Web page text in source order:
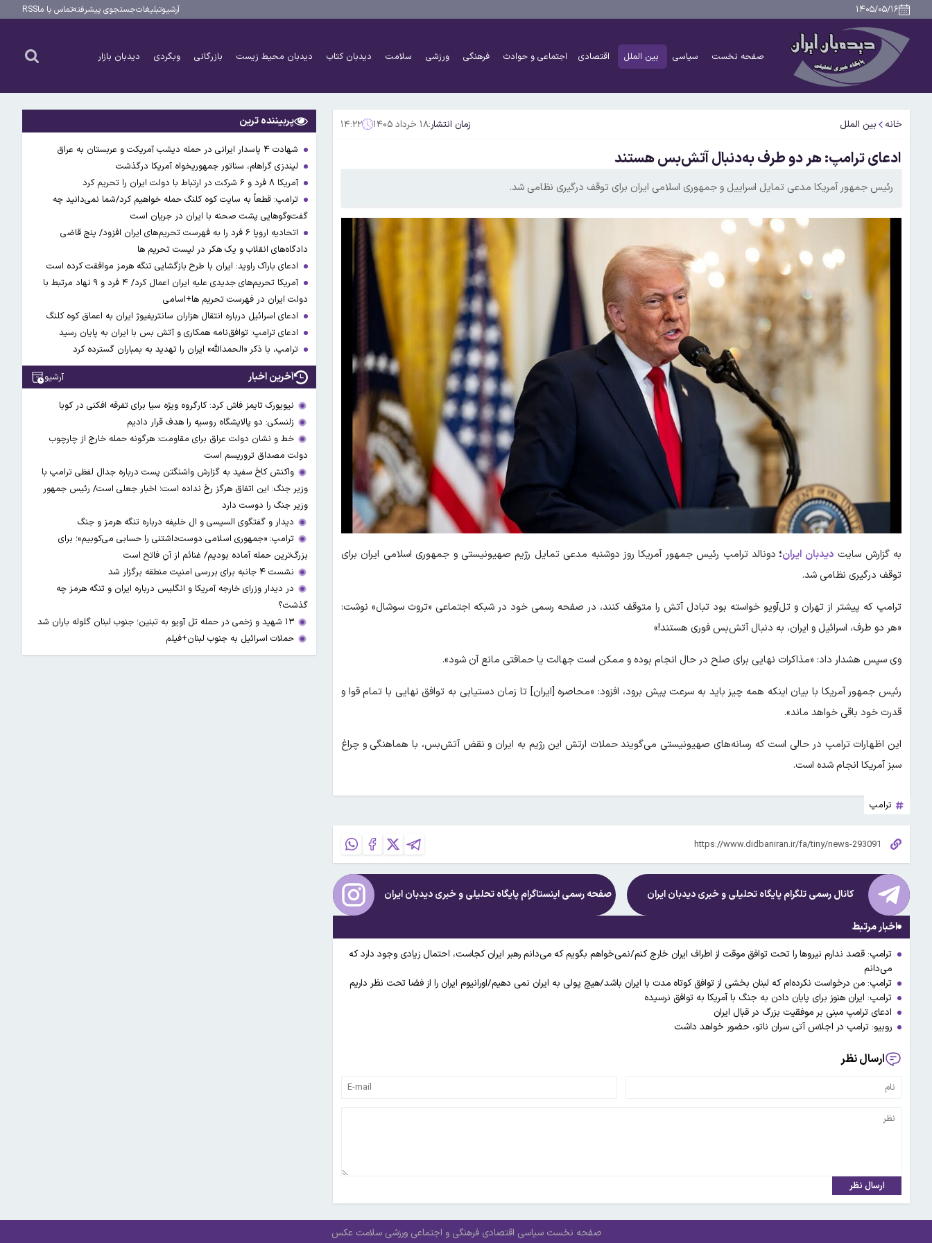
۱۴۰۵/۰۵/۱۶ آرشیوتبلیغاتجستجوی پیشرفتهتماس با ماRSS
صفحه نخست سیاسی بین الملل اقتصادی اجتماعی و حوادث فرهنگی ورزشی سلامت دیدبان کتاب دیدبان محیط زیست بازرگانی وبگردی دیدبان بازار
خانه بین الملل زمان انتشار:۱۸ خرداد ۱۴۰۵ ۱۴:۲۲
ادعای ترامپ: هر دو طرف به‌دنبال آتش‌بس هستند
رئیس جمهور آمریکا مدعی تمایل اسراییل و جمهوری اسلامی ایران برای توقف درگیری نظامی شد.
به گزارش سایت دیدبان ایران؛ دونالد ترامپ رئیس جمهور آمریکا روز دوشنبه مدعی تمایل رژیم صهیونیستی و جمهوری اسلامی ایران برای
توقف درگیری نظامی شد.
ترامپ که پیشتر از تهران و تل‌آویو خواسته بود تبادل آتش را متوقف کنند، در صفحه رسمی خود در شبکه اجتماعی «تروث سوشال» نوشت:
«هر دو طرف، اسرائیل و ایران، به دنبال آتش‌بس فوری هستند!»
وی سپس هشدار داد: «مذاکرات نهایی برای صلح در حال انجام بوده و ممکن است جهالت یا حماقتی مانع آن شود».
رئیس جمهور آمریکا با بیان اینکه همه چیز باید به سرعت پیش برود، افزود: «محاصره [ایران] تا زمان دستیابی به توافق نهایی با تمام قوا و
قدرت خود باقی خواهد ماند».
این اظهارات ترامپ در حالی است که رسانه‌های صهیونیستی می‌گویند حملات ارتش این رژیم به ایران و نقض آتش‌بس، با هماهنگی و چراغ
سبز آمریکا انجام شده است.
ترامپ
کانال رسمی تلگرام پایگاه تحلیلی و خبریدیدبان ایران صفحه رسمی اینستاگرام پایگاه تحلیلی و خبریدیدبان ایران
اخبار مرتبط
ترامپ: قصد ندارم نیروها را تحت توافق موقت از اطراف ایران خارج کنم/نمی‌خواهم بگویم که می‌دانم رهبر ایران کجاست، احتمال زیادی وجود دارد که
می‌دانم
ترامپ: من درخواست نکرده‌ام که لبنان بخشی از توافق کوتاه مدت با ایران باشد/هیچ پولی به ایران نمی دهیم/اورانیوم ایران را از فضا تحت نظر داریم
ترامپ: ایران هنوز برای پایان دادن به جنگ با آمریکا به توافق نرسیده‌
ادعای ترامپ مبنی بر موفقیت بزرگ در قبال ایران
روبیو: ترامپ در اجلاس آتی سران ناتو، حضور خواهد داشت
ارسال نظر
ارسال نظر
پربیننده ترین
شهادت ۴ پاسدار ایرانی در حمله دیشب آمریکت و عربستان به عراق
لیندزی گراهام، سناتور جمهوریخواه آمریکا درگذشت
آمریکا ۸ فرد و ۶ شرکت در ارتباط با دولت ایران را تحریم کرد
ترامپ: قطعاً به سایت کوه کلنگ حمله خواهیم کرد/شما نمی‌دانید چه
گفت‌وگوهایی پشت صحنه با ایران در جریان است
اتحادیه اروپا ۶ فرد را به فهرست تحریم‌های ایران افزود/ پنج قاضی
دادگاه‌های انقلاب و یک هکر در لیست تحریم ها
ادعای باراک راوید: ایران با طرح بازگشایی تنگه هرمز موافقت کرده است
آمریکا تحریم‌های جدیدی علیه ایران اعمال کرد/ ۴ فرد و ۹ نهاد مرتبط با
دولت ایران در فهرست تحریم ها+اسامی
ادعای اسرائیل درباره انتقال هزاران سانتریفیوژ ایران به اعماق کوه کلنگ
ادعای ترامپ: توافق‌نامه همکاری و آتش بس با ایران به پایان رسید
ترامپ، با ذکر «الحمدالله» ایران را تهدید به بمباران گسترده کرد
آخرین اخبار آرشیو
نیویورک تایمز فاش کرد: کارگروه ویژه سیا برای تفرقه افکنی در کوبا
زلنسکی: دو پالایشگاه روسیه را هدف قرار دادیم
خط و نشان دولت عراق برای مقاومت: هرگونه حمله خارج از چارچوب
دولت مصداق تروریسم است
واکنش کاخ سفید به گزارش واشنگتن پست درباره جدال لفظی ترامپ با
وزیر جنگ: این اتفاق هرگز رخ نداده است؛ اخبار جعلی است/ رئیس جمهور
وزیر جنگ را دوست دارد
دیدار و گفتگوی السیسی و ال خلیفه درباره تنگه هرمز و جنگ
ترامپ: «جمهوری اسلامی دوست‌داشتنی را حسابی می‌کوبیم»؛ برای
بزرگ‌ترین حمله آماده بودیم/ غنائم از آنِ فاتح است
نشست ۴ جانبه برای بررسی امنیت منطقه برگزار شد
در دیدار وزرای خارجه آمریکا و انگلیس درباره ایران و تنگه هرمز چه
گذشت؟
۱۳ شهید و زخمی در حمله تل آویو به تبنین؛ جنوب لبنان گلوله باران شد
حملات اسرائیل به جنوب لبنان+فیلم
صفحه نخست سیاسی اقتصادی فرهنگی و اجتماعی ورزشی سلامت عکس